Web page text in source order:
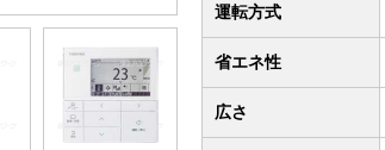
運転方式
省エネ性
広さ